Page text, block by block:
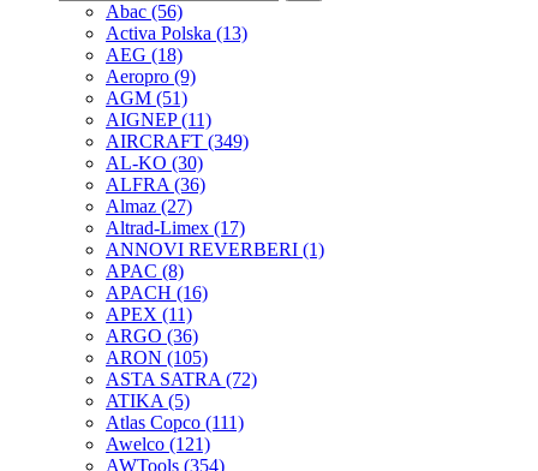
Abac (56)
Activa Polska (13)
AEG (18)
Aeropro (9)
AGM (51)
AIGNEP(11)
AIRCRAFT (349)
AL-KO (30)
ALFRA (36)
Almaz (27)
Altrad-Limex (17)
ANNOVI REVERBERI (1)
APAC (8)
APACH (16)
APEX (11)
ARGO (36)
ARON (105)
ASTA SATRA (72)
ATIKA (5)
Atlas Copco (111)
Awelco (121)
AWTools (354)